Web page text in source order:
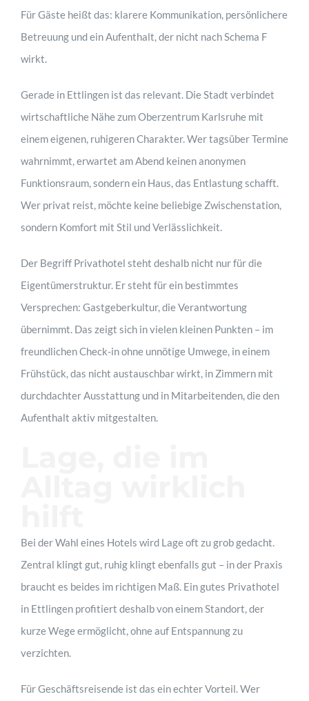
Für Gäste heißt das: klarere Kommunikation, persönlichere
Betreuung und ein Aufenthalt, der nicht nach Schema F
wirkt.
Gerade in Ettlingen ist das relevant. Die Stadt verbindet
wirtschaftliche Nähe zum Oberzentrum Karlsruhe mit
einem eigenen, ruhigeren Charakter. Wer tagsüber Termine
wahrnimmt, erwartet am Abend keinen anonymen
Funktionsraum, sondern ein Haus, das Entlastung schafft.
Wer privat reist, möchte keine beliebige Zwischenstation,
sondern Komfort mit Stil und Verlässlichkeit.
Der Begriff Privathotel steht deshalb nicht nur für die
Eigentümerstruktur. Er steht für ein bestimmtes
Versprechen: Gastgeberkultur, die Verantwortung
übernimmt. Das zeigt sich in vielen kleinen Punkten – im
freundlichen Check-in ohne unnötige Umwege, in einem
Frühstück, das nicht austauschbar wirkt, in Zimmern mit
durchdachter Ausstattung und in Mitarbeitenden, die den
Aufenthalt aktiv mitgestalten.
Bei der Wahl eines Hotels wird Lage oft zu grob gedacht.
Zentral klingt gut, ruhig klingt ebenfalls gut – in der Praxis
braucht es beides im richtigen Maß. Ein gutes Privathotel
in Ettlingen profitiert deshalb von einem Standort, der
kurze Wege ermöglicht, ohne auf Entspannung zu
verzichten.
Für Geschäftsreisende ist das ein echter Vorteil. Wer